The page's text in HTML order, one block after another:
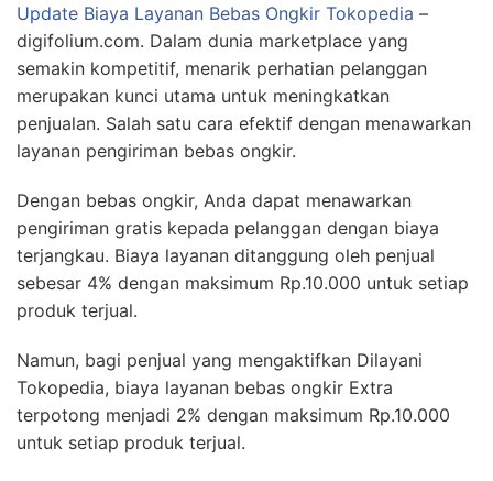
Update Biaya Layanan Bebas Ongkir Tokopedia –
digifolium.com. Dalam dunia marketplace yang
semakin kompetitif, menarik perhatian pelanggan
merupakan kunci utama untuk meningkatkan
penjualan. Salah satu cara efektif dengan menawarkan
layanan pengiriman bebas ongkir.
Dengan bebas ongkir, Anda dapat menawarkan
pengiriman gratis kepada pelanggan dengan biaya
terjangkau. Biaya layanan ditanggung oleh penjual
sebesar 4% dengan maksimum Rp.10.000 untuk setiap
produk terjual.
Namun, bagi penjual yang mengaktifkan Dilayani
Tokopedia, biaya layanan bebas ongkir Extra
terpotong menjadi 2% dengan maksimum Rp.10.000
untuk setiap produk terjual.